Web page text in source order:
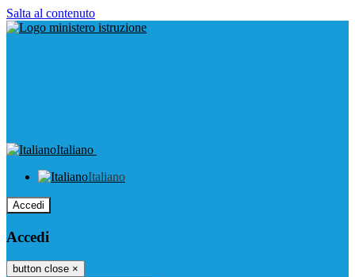
Salta al contenuto
Italiano
Italiano
Accedi
Accedi
button close ×